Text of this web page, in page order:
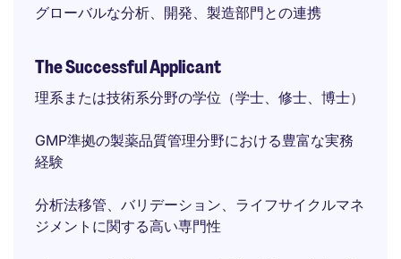
グローバルな分析、開発、製造部門との連携
The Successful Applicant
理系または技術系分野の学位（学士、修士、博士）
GMP準拠の製薬品質管理分野における豊富な実務
経験
分析法移管、バリデーション、ライフサイクルマネ
ジメントに関する高い専門性